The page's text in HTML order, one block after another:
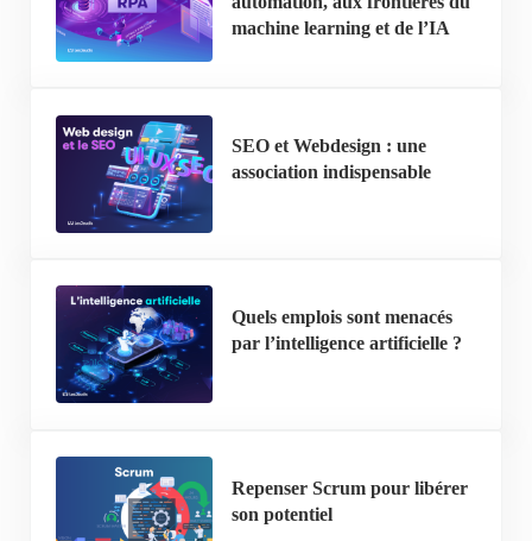
machine learning et de l’IA
SEO et Webdesign : une
association indispensable
Quels emplois sont menacés
par l’intelligence artificielle ?
Repenser Scrum pour libérer
son potentiel